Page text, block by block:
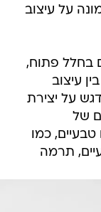
על עיצוב
בחלל פתוח,
עיצוב
על יצירת
של
כמו
תרמה